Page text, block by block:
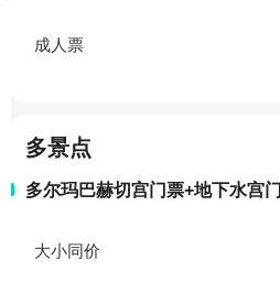
成人票
多景点
多尔玛巴赫切宫门票+地下水宫
大小同价